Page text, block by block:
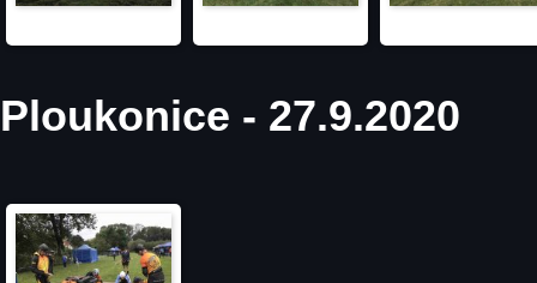
Ploukonice - 27.9.2020